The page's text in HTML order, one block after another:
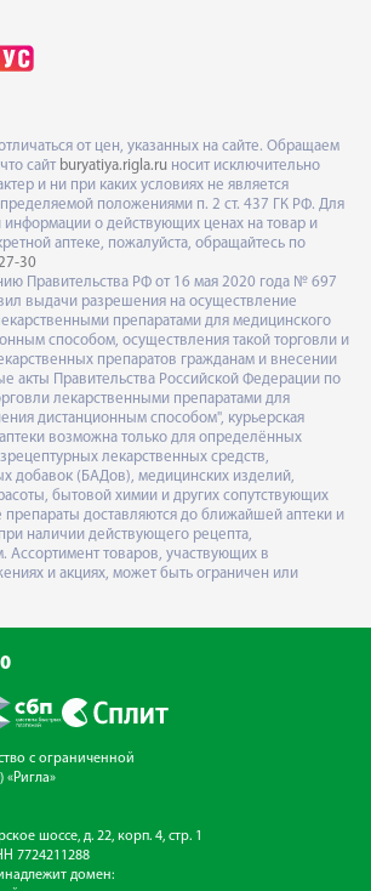
от цен, указанных на сайте. Обращаем
сайт buryatiya.rigla.ru носит исключительно
и ни при каких условиях не является
положениями п. 2 ст. 437 ГК РФ. Для
о действующих ценах на товар и
аптеке, пожалуйста, обращайтесь по
30
Правительства РФ от 16 мая 2020 года № 697
выдачи разрешения на осуществление
препаратами для медицинского
способом, осуществления такой торговли и
препаратов гражданам и внесении
акты Правительства Российской Федерации по
лекарственными препаратами для
дистанционным способом", курьерская
возможна только для определённых
лекарственных средств,
добавок (БАДов), медицинских изделий,
бытовой химии и других сопутствующих
препараты доставляются до ближайшей аптеки и
наличии действующего рецепта,
Ассортимент товаров, участвующих в
и акциях, может быть ограничен или
с ограниченной
«Ригла»
шоссе, д. 22, корп. 4, стр. 1
7724211288
домен: